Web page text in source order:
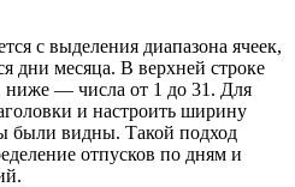
с выделения диапазона ячеек,
дни месяца. В верхней строке
ниже — числа от 1 до 31. Для
и настроить ширину
были видны. Такой подход
отпусков по дням и